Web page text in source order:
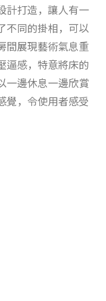
計打造，讓人有一
不同的掛相，可以
間展現藝術氣息重
逼感，特意將床的
一邊休息一邊欣賞
覺，令使用者感受